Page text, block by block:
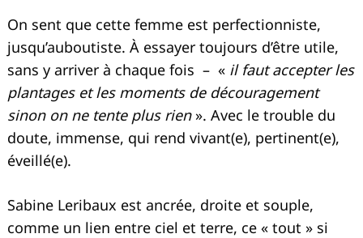
On sent que cette femme est perfectionniste,
jusqu’auboutiste. À essayer toujours d’être utile,
sans y arriver à chaque fois – « il faut accepter les
plantages et les moments de découragement
sinon on ne tente plus rien». Avec le trouble du
doute, immense, qui rend vivant(e), pertinent(e),
éveillé(e).
Sabine Leribaux est ancrée, droite et souple,
comme un lien entre ciel et terre, ce « tout » si